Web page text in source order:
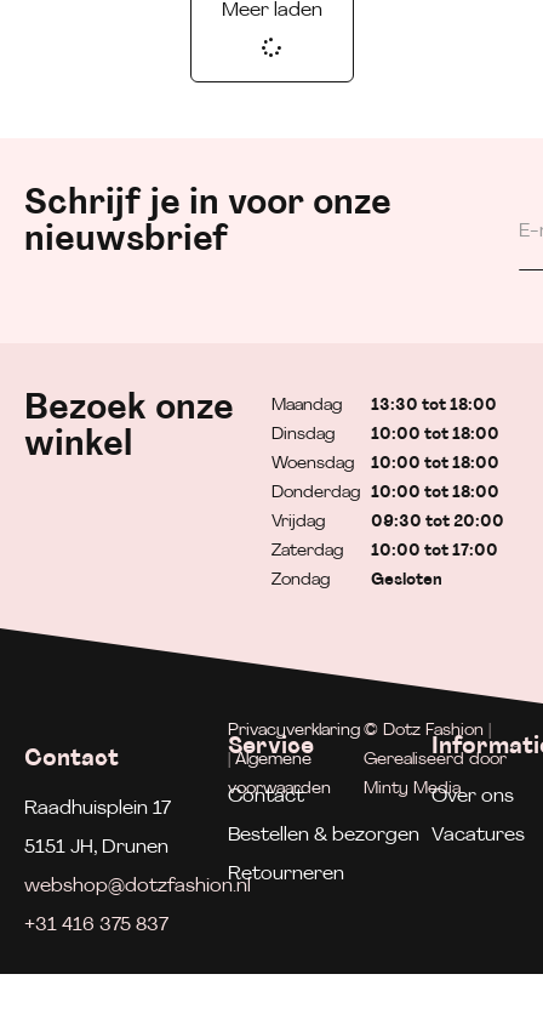
Meer laden
Schrijf je in voor onze
nieuwsbrief
Bezoek onze
winkel
Maandag
Dinsdag
Woensdag
Donderdag
Vrijdag
Zaterdag
Zondag
13:30 tot 18:00
10:00 tot 18:00
10:00 tot 18:00
10:00 tot 18:00
09:30 tot 20:00
10:00 tot 17:00
Gesloten
Contact
Raadhuisplein 17
5151 JH, Drunen
webshop@dotzfashion.nl
+31 416 375 837
Service
Contact
Bestellen & bezorgen
Retourneren
Over ons
Vacatures
Privacyverklaring
| Algemene
voorwaarden
© Dotz Fashion |
Gerealiseerd door
Minty Media